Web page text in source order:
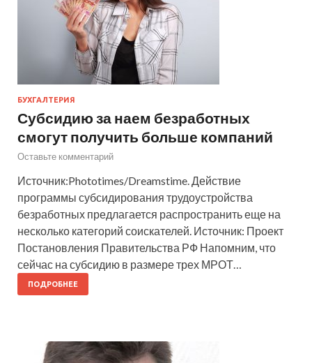
БУХГАЛТЕРИЯ
Субсидию за наем безработных
смогут получить больше компаний
Оставьте комментарий
Источник:Phototimes/Dreamstime. Действие
программы субсидирования трудоустройства
безработных предлагается распространить еще на
несколько категорий соискателей. Источник: Проект
Постановления Правительства РФ Напомним, что
сейчас на субсидию в размере трех МРОТ…
ПОДРОБНЕЕ